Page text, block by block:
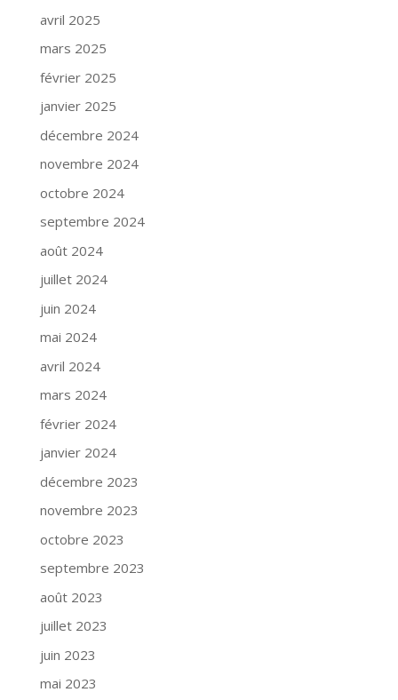
avril 2025
mars 2025
février 2025
janvier 2025
décembre 2024
novembre 2024
octobre 2024
septembre 2024
août 2024
juillet 2024
juin 2024
mai 2024
avril 2024
mars 2024
février 2024
janvier 2024
décembre 2023
novembre 2023
octobre 2023
septembre 2023
août 2023
juillet 2023
juin 2023
mai 2023